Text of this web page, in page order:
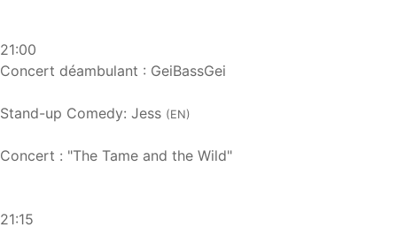
21:00
Concert déambulant : GeiBassGei
Stand-up Comedy: Jess (EN)
Concert : "The Tame and the Wild"
21:15